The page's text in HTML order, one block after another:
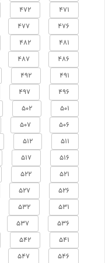
471
472
476
477
481
482
486
487
491
492
496
497
501
502
506
507
511
512
516
517
521
522
526
527
531
532
536
537
541
542
546
547